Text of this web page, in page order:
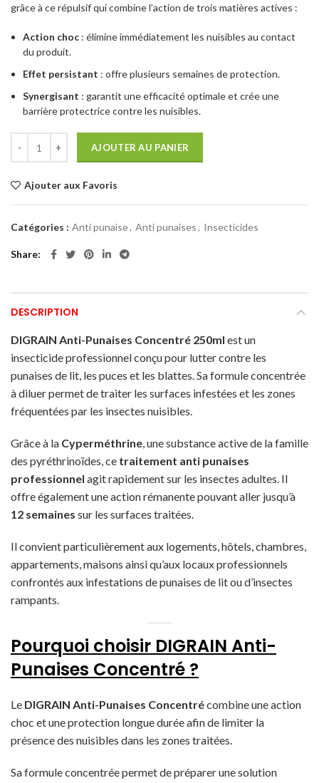
grâce à ce répulsif qui combine l’action de trois matières actives :
Action choc : élimine immédiatement les nuisibles au contact
du produit.
Effet persistant : offre plusieurs semaines de protection.
Synergisant : garantit une efficacité optimale et crée une
barrière protectrice contre les nuisibles.
AJOUTER AU PANIER
Ajouter aux Favoris
Catégories : Anti punaise, Anti punaises, Insecticides
Share
DESCRIPTION
DIGRAIN Anti-Punaises Concentré 250ml est un
insecticide professionnel conçu pour lutter contre les
punaises de lit, les puces et les blattes. Sa formule concentrée
à diluer permet de traiter les surfaces infestées et les zones
fréquentées par les insectes nuisibles.
Grâce à la Cyperméthrine, une substance active de la famille
des pyréthrinoïdes, ce traitement anti punaises
professionnel agit rapidement sur les insectes adultes. Il
offre également une action rémanente pouvant aller jusqu’à
12 semaines sur les surfaces traitées.
Il convient particulièrement aux logements, hôtels, chambres,
appartements, maisons ainsi qu’aux locaux professionnels
confrontés aux infestations de punaises de lit ou d’insectes
rampants.
Pourquoi choisir DIGRAIN Anti-
Punaises Concentré ?
Le DIGRAIN Anti-Punaises Concentrécombine une action
choc et une protection longue durée afin de limiter la
présence des nuisibles dans les zones traitées.
Sa formule concentrée permet de préparer une solution